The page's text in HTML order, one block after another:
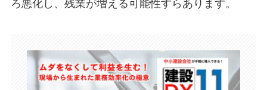
ろ悪化し、残業が増える可能性すらあります。